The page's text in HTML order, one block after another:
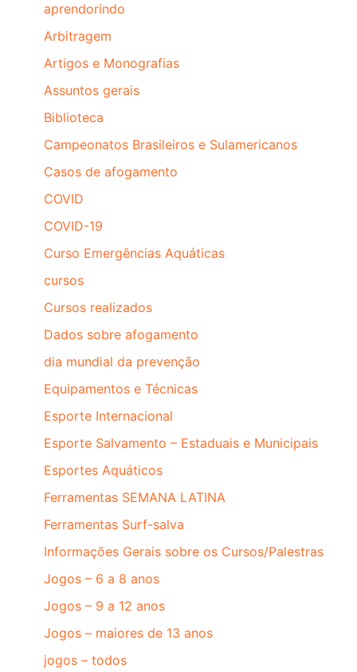
aprendorindo
Arbitragem
Artigos e Monografias
Assuntos gerais
Biblioteca
Campeonatos Brasileiros e Sulamericanos
Casos de afogamento
COVID
COVID-19
Curso Emergências Aquáticas
cursos
Cursos realizados
Dados sobre afogamento
dia mundial da prevenção
Equipamentos e Técnicas
Esporte Internacional
Esporte Salvamento – Estaduais e Municipais
Esportes Aquáticos
Ferramentas SEMANA LATINA
Ferramentas Surf-salva
Informações Gerais sobre os Cursos/Palestras
Jogos – 6 a 8 anos
Jogos – 9 a 12 anos
Jogos – maiores de 13 anos
jogos – todos